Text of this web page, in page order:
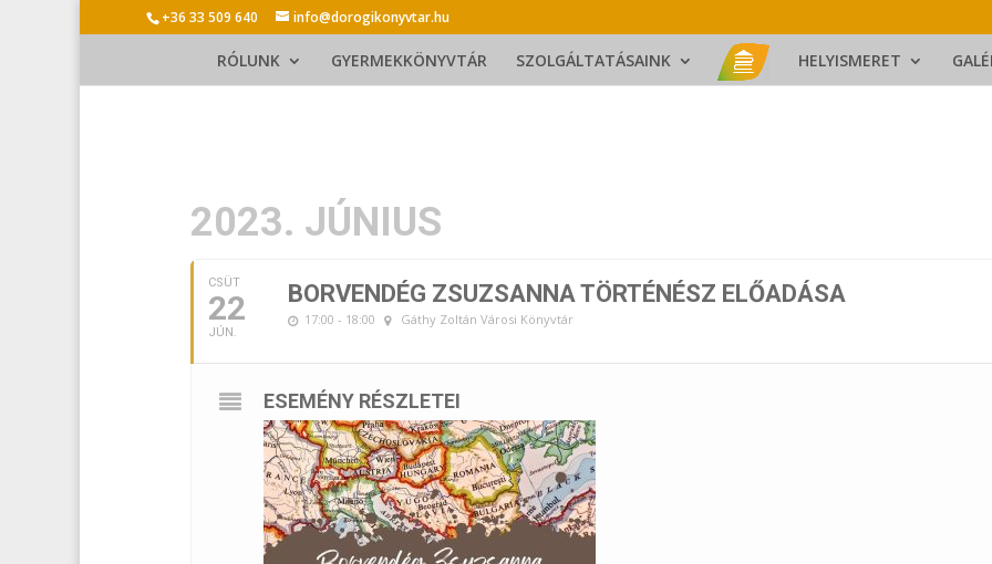
+36 33 509 640 info@dorogikonyvtar.hu
RÓLUNK GYERMEKKÖNYVTÁR SZOLGÁLTATÁSAINK HELYISMERET
2023. JÚNIUS
CSÜT
22
JÚN.
BORVENDÉG ZSUZSANNA TÖRTÉNÉSZ ELŐADÁSA
17:00 - 18:00 Gáthy Zoltán Városi Könyvtár
ESEMÉNY RÉSZLETEI